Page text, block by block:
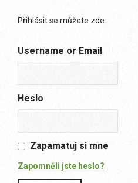
Přihlásit se můžete zde:
Username or Email
Heslo
Zapamatuj si mne
Zapomněli jste heslo?